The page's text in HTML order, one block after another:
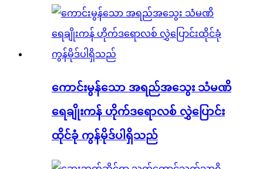
ကောင်းမွန်သော အရည်အသွေး သံမဏိ
ရေချိုးကန် ဟိုက်ဒရောလစ် လွှဲပြောင်း
ထိုင်ခုံ ကွန်မိုဒ်ပါရှိသည်